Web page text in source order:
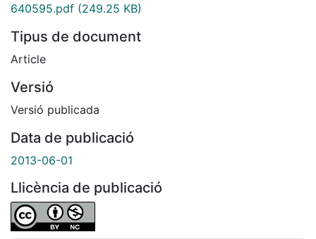
640595.pdf (249.25 KB)
Tipus de document
Article
Versió
Versió publicada
Data de publicació
2013-06-01
Llicència de publicació